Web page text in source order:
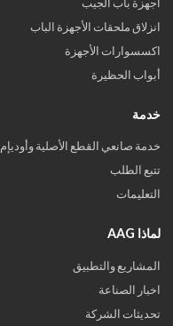
انزلاق ملحقات الأجهزة الباب
اكسسوارات الأجهزة
أبواب الحظيرة
خدمة
خدمة صانعي القطع الأصلية وأوديإم
تتبع الطلب
التعليمات
لماذا AAG
المشاريع والتطبيق
اخبار الصناعة
تحديثات الشركة